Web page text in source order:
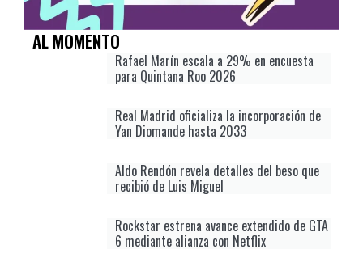
AL MOMENTO
Rafael Marín escala a 29% en encuesta
para Quintana Roo 2026
Real Madrid oficializa la incorporación de
Yan Diomande hasta 2033
Aldo Rendón revela detalles del beso que
recibió de Luis Miguel
Rockstar estrena avance extendido de GTA
6 mediante alianza con Netflix